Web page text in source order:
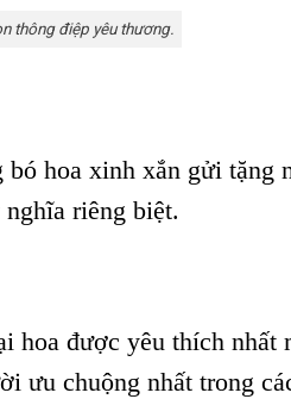
thông điệp yêu thương.
hoa xinh xắn gửi tặng
riêng biệt.
hoa được yêu thích nhất
ưu chuộng nhất trong